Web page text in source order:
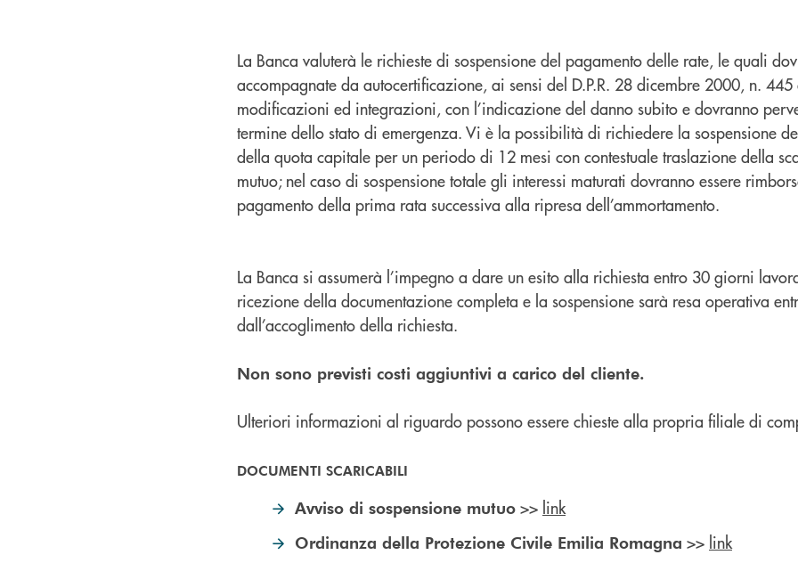
La Banca valuterà le richieste di sospensione del pagamento delle rate, le quali
accompagnate da autocertificazione, ai sensi del D.P.R. 28 dicembre 2000, n. 445
modificazioni ed integrazioni, con l’indicazione del danno subito e dovranno
termine dello stato di emergenza. Vi è la possibilità di richiedere la sospensione
della quota capitale per un periodo di 12 mesi con contestuale traslazione della
mutuo; nel caso di sospensione totale gli interessi maturati dovranno essere
pagamento della prima rata successiva alla ripresa dell’ammortamento.
La Banca si assumerà l’impegno a dare un esito alla richiesta entro 30 giorni
ricezione della documentazione completa e la sospensione sarà resa operativa
dall’accoglimento della richiesta.
Non sono previsti costi aggiuntivi a carico del cliente.
Ulteriori informazioni al riguardo possono essere chieste alla propria filiale di
DOCUMENTI SCARICABILI
Avviso di sospensione mutuo >> link
Ordinanza della Protezione Civile Emilia Romagna >> link